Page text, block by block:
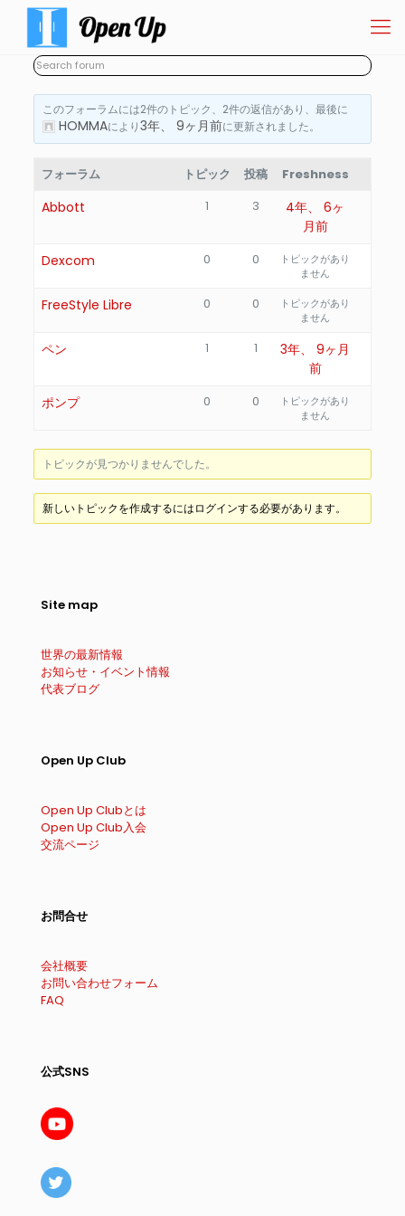
このフォーラムには2件のトピック、2件の返信があり、最後に
HOMMAにより3年、 9ヶ月前に更新されました。
フォーラム トピック 投稿 Freshness
Abbott 1 3
4年、 6ヶ
月前
Dexcom
0 0
トピックがあり
ません
FreeStyle Libre 0 0
トピックがあり
ません
ペン 1 1
3年、 9ヶ月
前
ポンプ
0 0
トピックがあり
ません
トピックが見つかりませんでした。
新しいトピックを作成するにはログインする必要があります。
Site map
世界の最新情報
お知らせ・イベント情報
代表ブログ
Open Up Club
Open Up Clubとは
Open Up Club入会
交流ページ
お問合せ
会社概要
お問い合わせフォーム
FAQ
公式SNS